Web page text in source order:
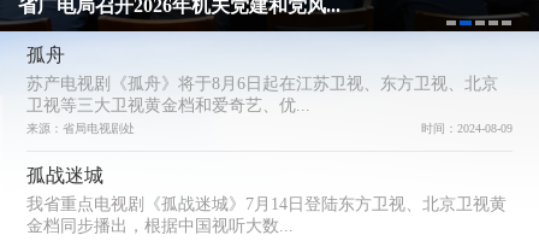
省广电局召开2026年机关党建和党风...
孤舟
苏产电视剧《孤舟》将于8月6日起在江苏卫视、东方卫视、北京
卫视等三大卫视黄金档和爱奇艺、优...
来源：省局电视剧处 时间：2024-08-09
孤战迷城
我省重点电视剧《孤战迷城》7月14日登陆东方卫视、北京卫视黄
金档同步播出，根据中国视听大数...